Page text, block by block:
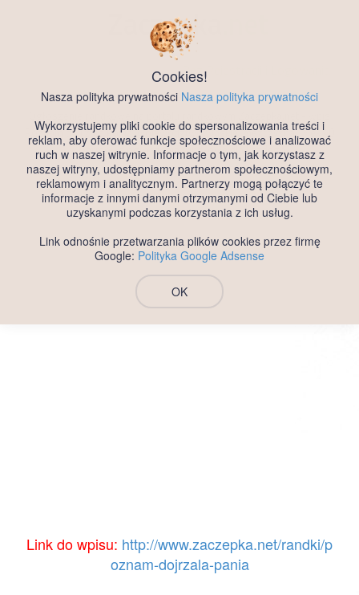
Cookies!
Nasza polityka prywatności Nasza polityka prywatności
Wykorzystujemy pliki cookie do spersonalizowania treści i
reklam, aby oferować funkcje społecznościowe i analizować
ruch w naszej witrynie. Informacje o tym, jak korzystasz z
naszej witryny, udostępniamy partnerom społecznościowym,
reklamowym i analitycznym. Partnerzy mogą połączyć te
informacje z innymi danymi otrzymanymi od Ciebie lub
uzyskanymi podczas korzystania z ich usług.
Link odnośnie przetwarzania plików cookies przez firmę
Google: Polityka Google Adsense
OK
Zaczepka
Darmowy Portal RandkowyBez Rejestracji i Logowania
Poznam dojrzałą Panią, województwo Śląskie, mezczyzna, wiek 40
- Darmowe ogłoszenia randkowe dla każdego.
Link do wpisu: http://www.zaczepka.net/randki/p
oznam-dojrzala-pania